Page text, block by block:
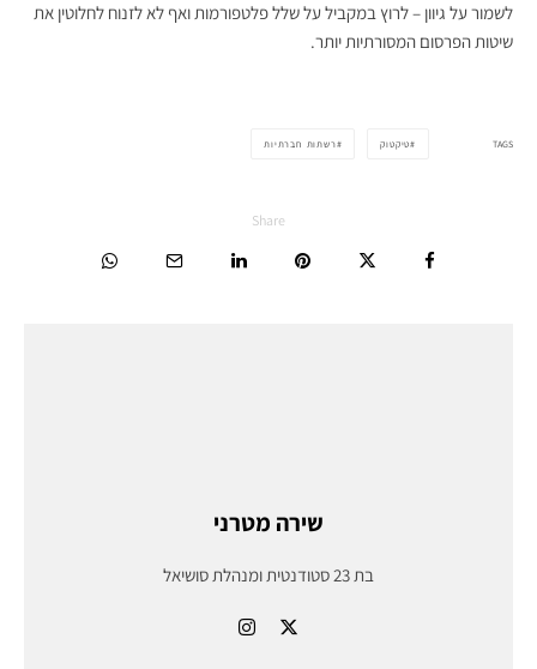
לשמור על גיוון – לרוץ במקביל על שלל פלטפורמות ואף לא לזנוח לחלוטין את
שיטות הפרסום המסורתיות יותר.
TAGS טיקטוק רשתות חברתיות
Share
שירה מטרני
בת 23 סטודנטית ומנהלת סושיאל